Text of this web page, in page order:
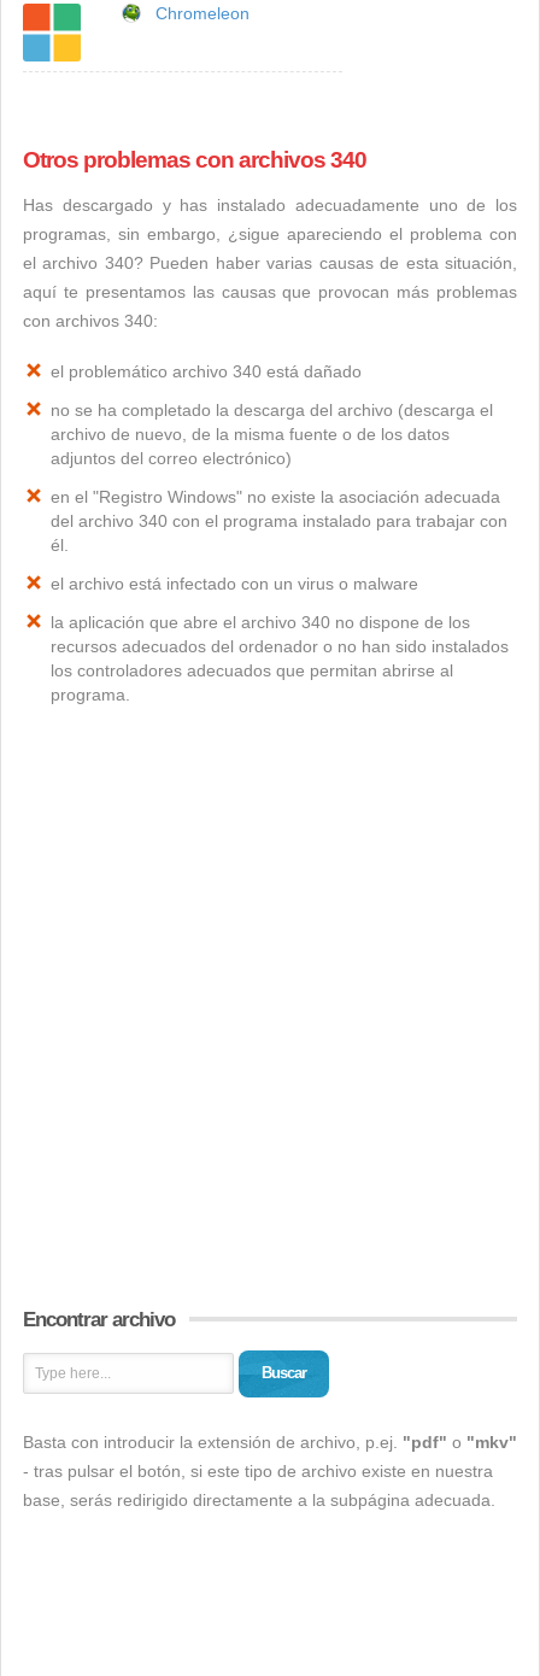
Chromeleon
Otros problemas con archivos 340
Has descargado y has instalado adecuadamente uno de los
programas, sin embargo, ¿sigue apareciendo el problema con
el archivo 340? Pueden haber varias causas de esta situación,
aquí te presentamos las causas que provocan más problemas
con archivos 340:
el problemático archivo 340 está dañado
no se ha completado la descarga del archivo (descarga el
archivo de nuevo, de la misma fuente o de los datos
adjuntos del correo electrónico)
en el "Registro Windows" no existe la asociación adecuada
del archivo 340 con el programa instalado para trabajar con
él.
el archivo está infectado con un virus o malware
la aplicación que abre el archivo 340 no dispone de los
recursos adecuados del ordenador o no han sido instalados
los controladores adecuados que permitan abrirse al
programa.
Encontrar archivo
Buscar
Basta con introducir la extensión de archivo, p.ej. "pdf" o "mkv"
- tras pulsar el botón, si este tipo de archivo existe en nuestra
base, serás redirigido directamente a la subpágina adecuada.